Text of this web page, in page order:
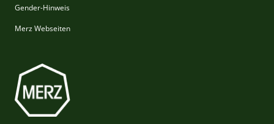
Gender-Hinweis
Merz Webseiten